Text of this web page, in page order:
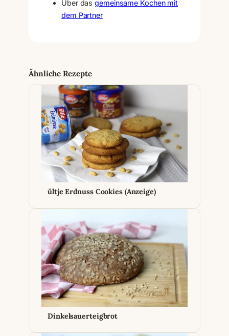
Über dasgemeinsame Kochen mit
dem Partner
Ähnliche Rezepte
ültje Erdnuss Cookies (Anzeige)
Dinkelsauerteigbrot